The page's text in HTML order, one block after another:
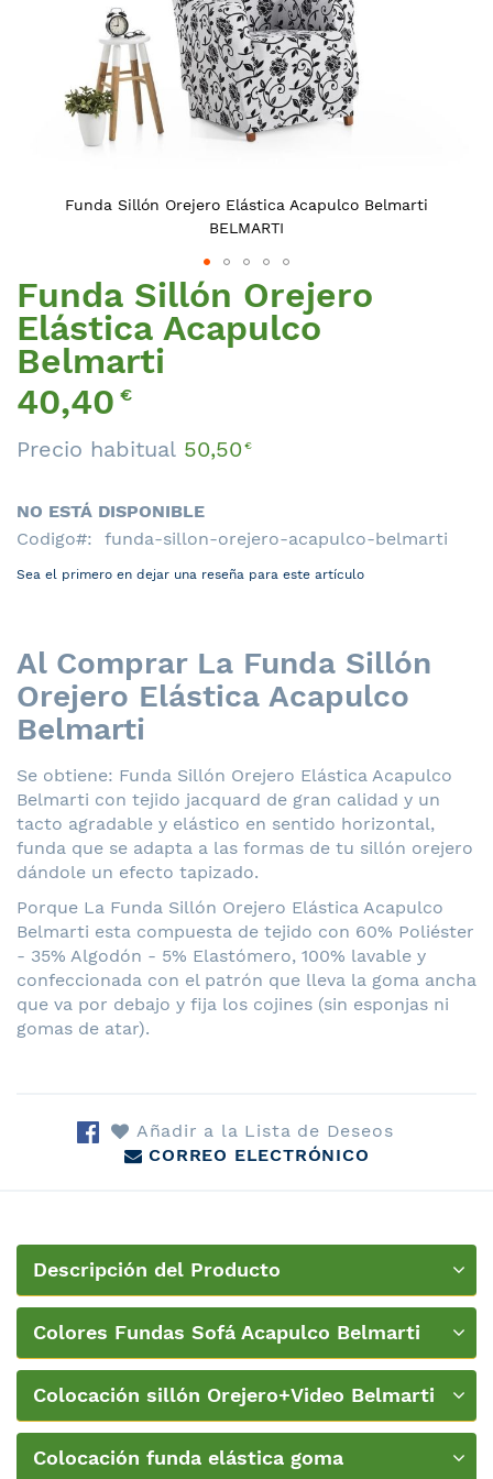
Funda Sillón Orejero
Elástica Acapulco
Belmarti
Precio
Especial
40,40€
Precio habitual 50,50€
NO ESTÁ DISPONIBLE
Codigo
funda-sillon-orejero-acapulco-belmarti
Sea el primero en dejar una reseña para este artículo
Al Comprar La Funda Sillón
Orejero Elástica Acapulco
Belmarti
Se obtiene: Funda Sillón Orejero Elástica Acapulco
Belmarti con tejido jacquard de gran calidad y un
tacto agradable y elástico en sentido horizontal,
funda que se adapta a las formas de tu sillón orejero
dándole un efecto tapizado.
Porque La Funda Sillón Orejero Elástica Acapulco
Belmarti esta compuesta de tejido con 60% Poliéster
- 35% Algodón - 5% Elastómero, 100% lavable y
confeccionada con el patrón que lleva la goma ancha
que va por debajo y fija los cojines (sin esponjas ni
gomas de atar).
Añadir a la Lista de Deseos
CORREO ELECTRÓNICO
Funda Sillón Orejero Elástica Acapulco Belmarti
BELMARTI
Saltar
al
comienzo
de
la
galería
imágenes
Descripción del Producto
Colores Fundas Sofá Acapulco Belmarti
Colocación sillón Orejero+Video Belmarti
Colocación funda elástica goma